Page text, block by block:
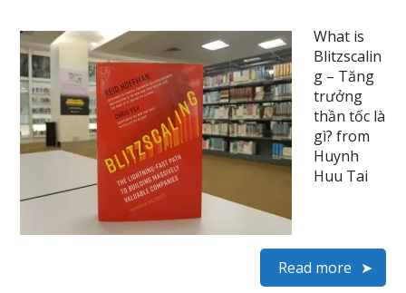
What is
Blitzscalin
g – Tăng
trưởng
thần tốc là
gì? from
Huynh
Huu Tai
Read more